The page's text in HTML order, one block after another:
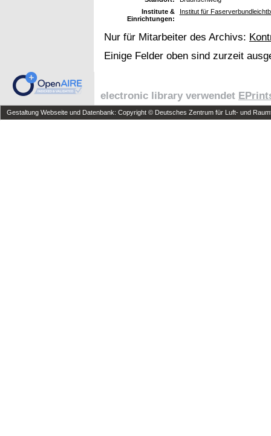
Institute &
Einrichtungen:
Institut für
Nur für Mitarbeiter des Archivs:
Einige Felder oben sind zurzeit
electronic library verwendet
Gestaltung Webseite und Datenbank: Copyright © Deutsches Zentrum für Luft- und